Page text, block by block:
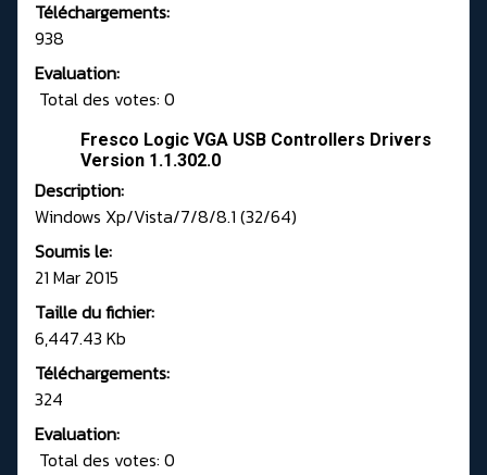
Téléchargements:
938
Evaluation:
Total des votes: 0
Fresco Logic VGA USB Controllers Drivers
Version 1.1.302.0
Description:
Windows Xp/Vista/7/8/8.1 (32/64)
Soumis le:
21 Mar 2015
Taille du fichier:
6,447.43 Kb
Téléchargements:
324
Evaluation:
Total des votes: 0